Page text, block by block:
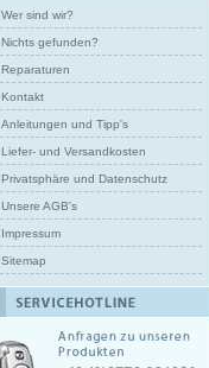
Wer sind wir?
Nichts gefunden?
Reparaturen
Kontakt
Anleitungen und Tipp's
Liefer- und Versandkosten
Privatsphäre und Datenschutz
Unsere AGB's
Impressum
Sitemap